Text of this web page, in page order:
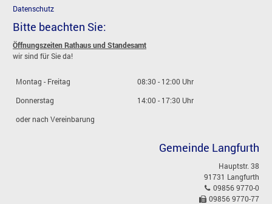
Datenschutz
Bitte beachten Sie:
Öffnungszeiten Rathaus und Standesamt
wir sind für Sie da!
Montag - Freitag
08:30 - 12:00 Uhr
Donnerstag
14:00 - 17:30 Uhr
oder nach Vereinbarung
Gemeinde Langfurth
Hauptstr. 38
91731 Langfurth
09856 9770-0
09856 9770-77